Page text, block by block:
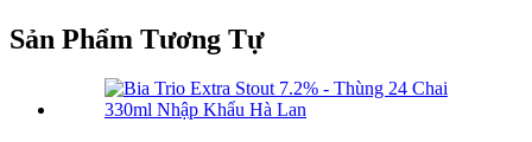
Sản Phẩm Tương Tự